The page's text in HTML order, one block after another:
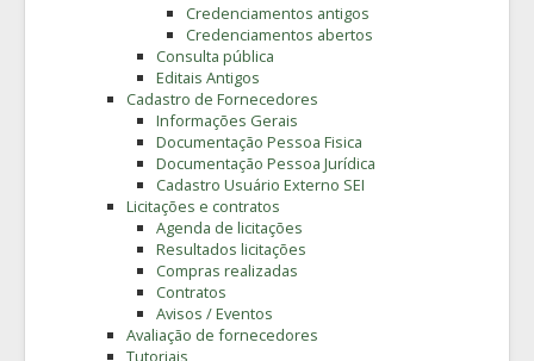
Credenciamentos antigos
Credenciamentos abertos
Consulta pública
Editais Antigos
Cadastro de Fornecedores
Informações Gerais
Documentação Pessoa Fisica
Documentação Pessoa Jurídica
Cadastro Usuário Externo SEI
Licitações e contratos
Agenda de licitações
Resultados licitações
Compras realizadas
Contratos
Avisos / Eventos
Avaliação de fornecedores
Tutoriais